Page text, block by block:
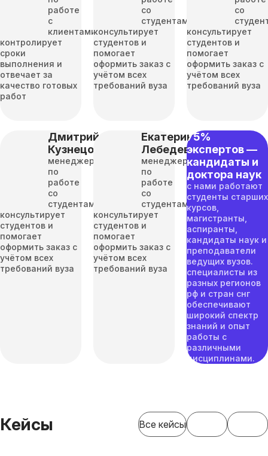
работе
с
клиентами
контролирует
сроки
выполнения и
отвечает за
качество готовых
работ
со
студентами
консультирует
студентов и
помогает
оформить заказ с
учётом всех
требований вуза
со
консультирует
студентов и
помогает
оформить заказ с
учётом всех
требований вуза
Дмитрий
Кузнецов
менеджер
по
работе
со
студентами
консультирует
студентов и
помогает
оформить заказ с
учётом всех
требований вуза
Екатерина
Лебедева
менеджер
по
работе
со
студентами
консультирует
студентов и
помогает
оформить заказ с
учётом всех
требований вуза
75%
экспертов —
кандидаты и
доктора наук
с нами работают
студенты старших
курсов,
магистранты,
аспиранты,
кандидаты наук и
преподаватели
ведущих вузов.
специалисты из
разных регионов
рф и стран снг
обеспечивают
широкий спектр
знаний и опыт
работы с
различными
дисциплинами.
Кейсы Все кейсы